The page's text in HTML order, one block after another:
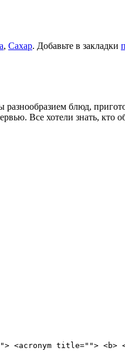
, Сахар. Добавьте в закладки
разнообразием блюд,
Все хотели знать, кто
title=""> <b>